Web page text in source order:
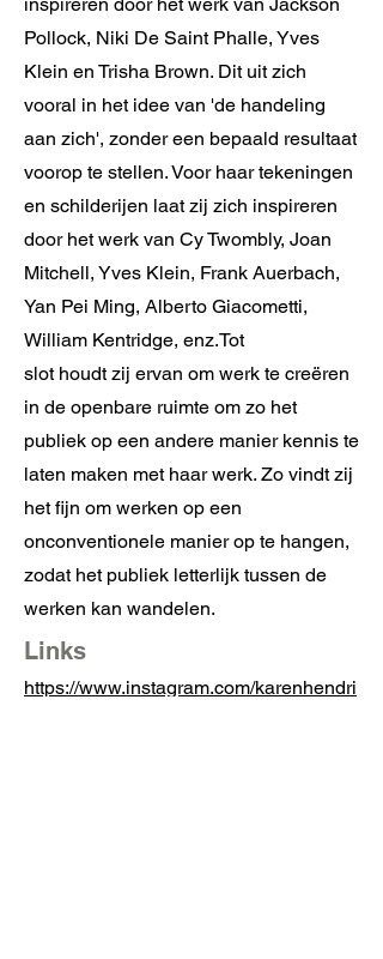
Pollock, Niki De Saint Phalle, Yves
Klein en Trisha Brown. Dit uit zich
vooral in het idee van 'de handeling
aan zich', zonder een bepaald resultaat
voorop te stellen. Voor haar tekeningen
en schilderijen laat zij zich inspireren
door het werk van Cy Twombly, Joan
Mitchell, Yves Klein, Frank Auerbach,
Yan Pei Ming, Alberto Giacometti,
William Kentridge, enz.Tot
slot houdt zij ervan om werk te creëren
in de openbare ruimte om zo het
publiek op een andere manier kennis te
laten maken met haar werk. Zo vindt zij
het fijn om werken op een
onconventionele manier op te hangen,
zodat het publiek letterlijk tussen de
werken kan wandelen.
Links
https://www.instagram.com/karenhendri